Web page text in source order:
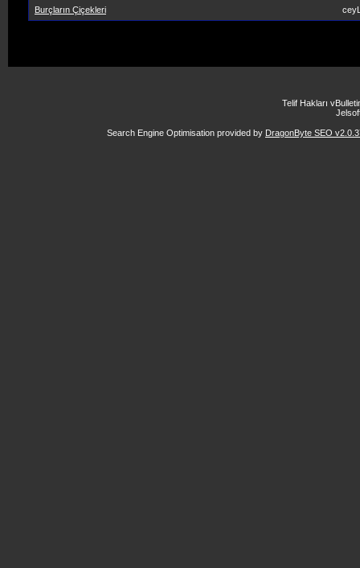
Burçların Çiçekleri
Telif Hakları
Search Engine Optimisation provided by DragonByte SEO